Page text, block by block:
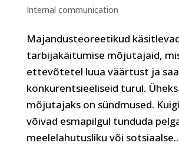
Internal communication
Majandusteoreetikud
tarbijakäitumise mõjutajaid,
ettevõtetel luua väärtust ja
konkurentsieeliseid turul. Üheks
mõjutajaks on sündmused.
võivad esmapilgul tunduda
meelelahutusliku või